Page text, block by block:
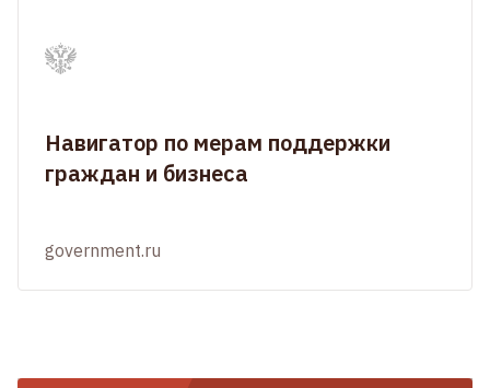
Навигатор по мерам поддержки
граждан и бизнеса
government.ru